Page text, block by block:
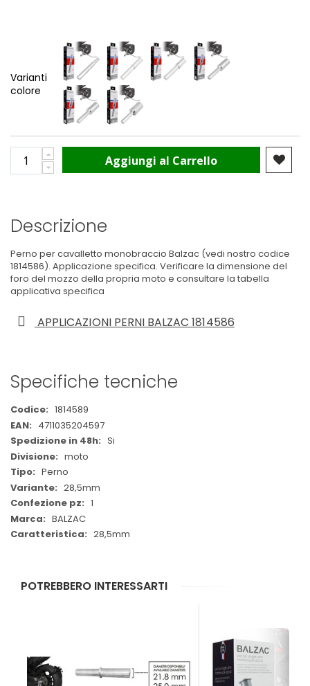
Varianti
colore
Aggiungi al Carrello
Descrizione
Perno per cavalletto monobraccio Balzac (vedi nostro codice
1814586). Applicazione specifica. Verificare la dimensione del
foro del mozzo della propria moto e consultare la tabella
applicativa specifica
APPLICAZIONI PERNI BALZAC 1814586
Specifiche tecniche
Maggiori
Informazioni
1814589
4711035204597
Si
moto
Perno
28,5mm
1
BALZAC
28,5mm
POTREBBERO INTERESSARTI